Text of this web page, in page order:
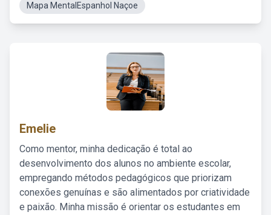
Mapa MentalEspanhol Naçoe
Emelie
Como mentor, minha dedicação é total ao
desenvolvimento dos alunos no ambiente escolar,
empregando métodos pedagógicos que priorizam
conexões genuínas e são alimentados por criatividade
e paixão. Minha missão é orientar os estudantes em